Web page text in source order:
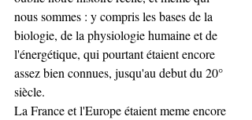
nous sommes : y compris les bases de la
biologie, de la physiologie humaine et de
l'énergétique, qui pourtant étaient encore
assez bien connues, jusqu'au debut du 20°
siècle.
La France et l'Europe étaient meme encore